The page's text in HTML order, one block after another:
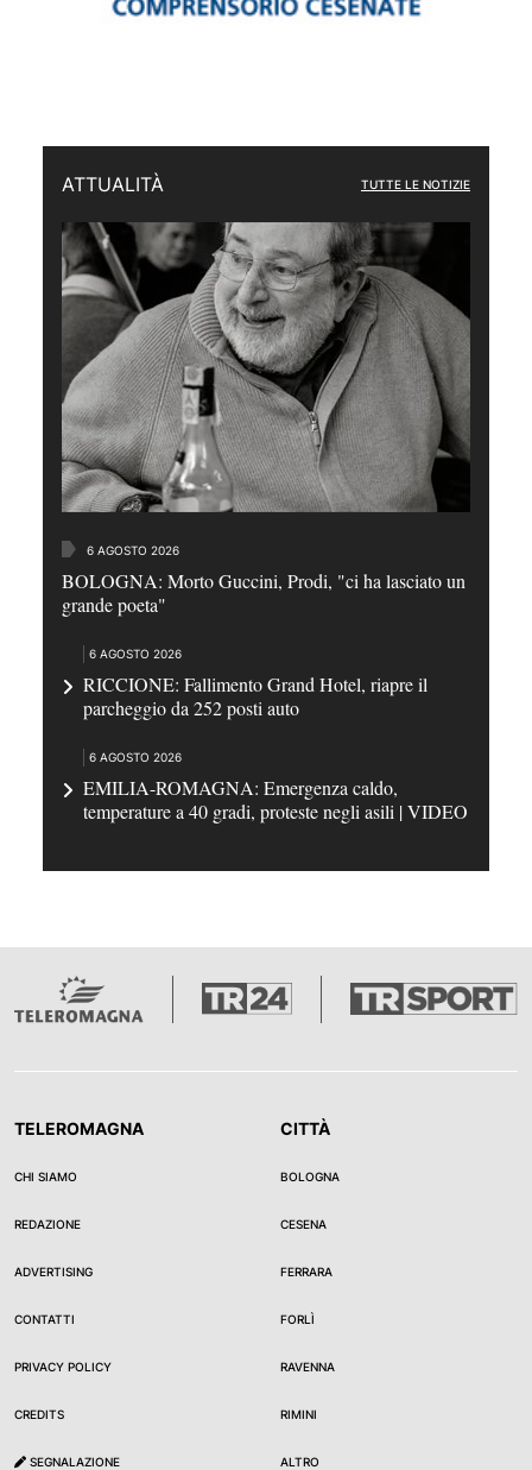
ATTUALITÀ TUTTE LE NOTIZIE
6 AGOSTO 2026
BOLOGNA: Morto Guccini, Prodi, "ci ha lasciato un
grande poeta"
6 AGOSTO 2026
RICCIONE: Fallimento Grand Hotel, riapre il
parcheggio da 252 posti auto
6 AGOSTO 2026
EMILIA-ROMAGNA: Emergenza caldo,
temperature a 40 gradi, proteste negli asili | VIDEO
TELEROMAGNA
CHI SIAMO
REDAZIONE
ADVERTISING
CONTATTI
PRIVACY POLICY
CREDITS
SEGNALAZIONE
CITTÀ
BOLOGNA
CESENA
FERRARA
FORLÌ
RAVENNA
RIMINI
ALTRO